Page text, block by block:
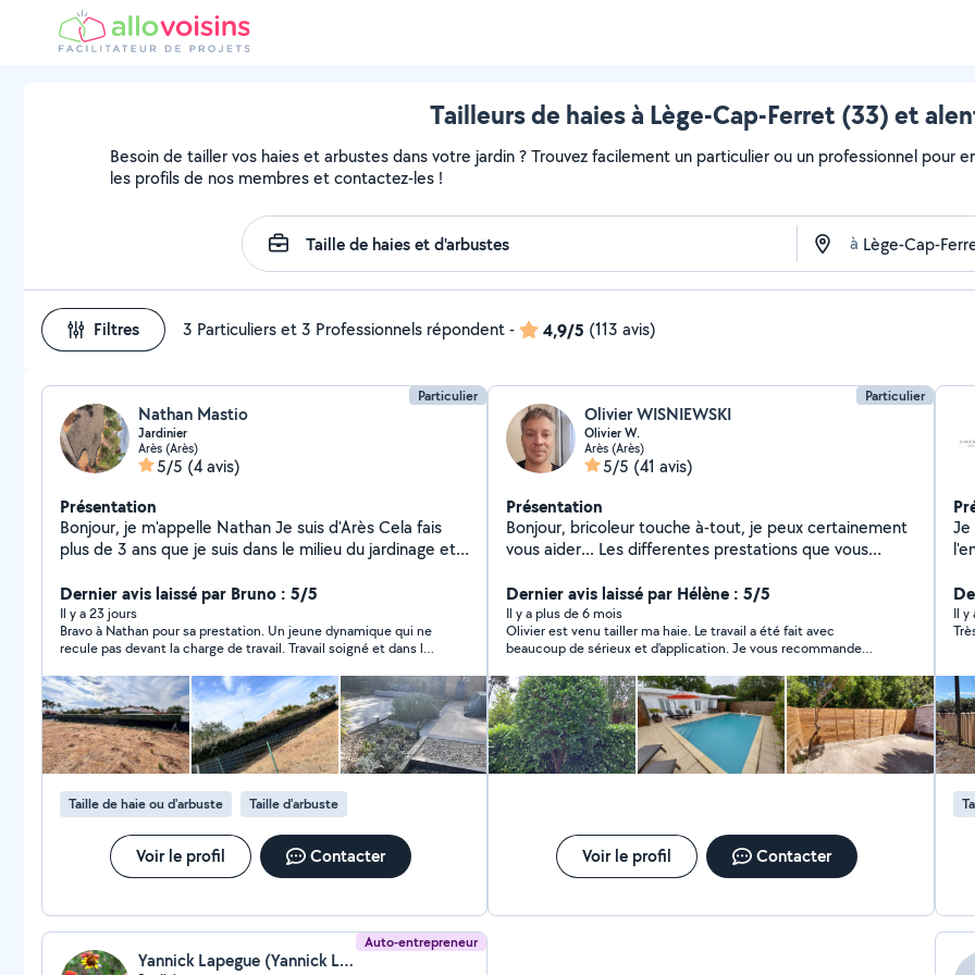
Tailleurs de haies à Lège-Cap-Ferret (33) et
Besoin de tailler vos haies et arbustes dans votre jardin ? Trouvez facilement un particulier ou un professionnel pour
les profils de nos membres et contactez-les !
à
Filtres 3 Particuliers et 3 Professionnels répondent- 4,9/5 (113 avis)
Particulier
Nathan Mastio
Jardinier
Arès (Arès)
5/5 (4 avis)
Présentation
Bonjour, je m'appelle Nathan Je suis d'Arès Cela fais
plus de 3 ans que je suis dans le milieu du jardinage et
disposition et très motivé pour entretenir et faire des
aménagements pour améliorer vos jardins ! -Tailles -
Tonte -Désherbage -Plantation -Ramassage -Pavage -
Dallage -Maçonnerie N'hésitez pas à me contacter !
Dernier avis laissé par Bruno : 5/5
Il y a 23 jours
Bravo à Nathan pour sa prestation. Un jeune dynamique qui ne
recule pas devant la charge de travail. Travail soigné et dans les
Taille de haie ou d'arbuste Taille d'arbuste
Voir le profil Contacter
Particulier
Olivier WISNIEWSKI
Olivier W.
Arès (Arès)
5/5 (41 avis)
Présentation
Bonjour, bricoleur touche à-tout, je peux certainement
vous aider... Les differentes prestations que vous
choix de créer sous peu une structure multi services de
proximité sur le nord bassin. Au plaisir de vous rendre
service, Olivier
Dernier avis laissé par Hélène : 5/5
Il y a plus de 6 mois
Olivier est venu tailler ma haie. Le travail a été fait avec
beaucoup de sérieux et d'application. Je vous recommande
Voir le profil Contacter
kit
Il y
Auto-entrepreneur
Yannick Lapegue (Yannick LAPEGUE)